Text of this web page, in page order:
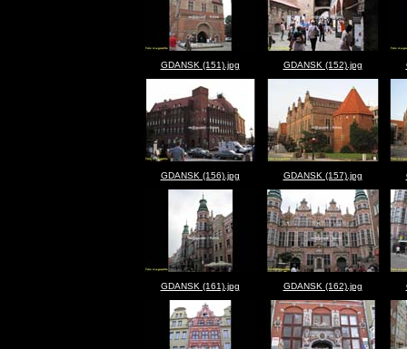
GDANSK (151).jpg GDANSK (152).jpg
GDANSK (156).jpg GDANSK (157).jpg
GDANSK (161).jpg GDANSK (162).jpg